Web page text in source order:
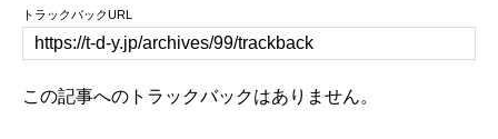
トラックバックURL
この記事へのトラックバックはありません。